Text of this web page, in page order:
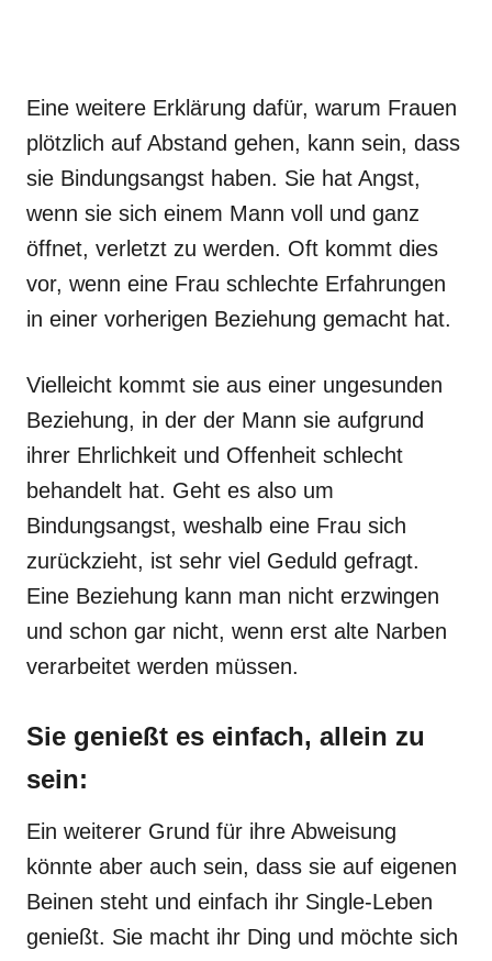
Eine weitere Erklärung dafür, warum Frauen
plötzlich auf Abstand gehen, kann sein, dass
sie Bindungsangst haben. Sie hat Angst,
wenn sie sich einem Mann voll und ganz
öffnet, verletzt zu werden. Oft kommt dies
vor, wenn eine Frau schlechte Erfahrungen
in einer vorherigen Beziehung gemacht hat.
Vielleicht kommt sie aus einer ungesunden
Beziehung, in der der Mann sie aufgrund
ihrer Ehrlichkeit und Offenheit schlecht
behandelt hat. Geht es also um
Bindungsangst, weshalb eine Frau sich
zurückzieht, ist sehr viel Geduld gefragt.
Eine Beziehung kann man nicht erzwingen
und schon gar nicht, wenn erst alte Narben
verarbeitet werden müssen.
Sie genießt es einfach, allein zu
sein:
Ein weiterer Grund für ihre Abweisung
könnte aber auch sein, dass sie auf eigenen
Beinen steht und einfach ihr Single-Leben
genießt. Sie macht ihr Ding und möchte sich